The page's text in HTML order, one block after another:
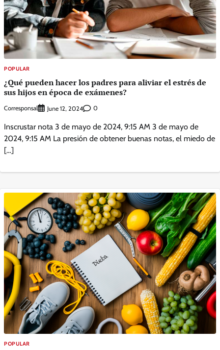
POPULAR
¿Qué pueden hacer los padres para aliviar el estrés de
sus hijos en época de exámenes?
Corresponsal June 12, 2024 0
Inscrustar nota 3 de mayo de 2024, 9:15 AM 3 de mayo de
2024, 9:15 AM La presión de obtener buenas notas, el miedo de
[…]
POPULAR